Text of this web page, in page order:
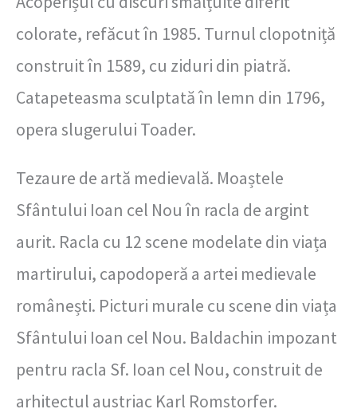
colorate, refăcut în 1985. Turnul clopotniță
construit în 1589, cu ziduri din piatră.
Catapeteasma sculptată în lemn din 1796,
opera slugerului Toader.
Tezaure de artă medievală. Moaștele
Sfântului Ioan cel Nou în racla de argint
aurit. Racla cu 12 scene modelate din viața
martirului, capodoperă a artei medievale
românești. Picturi murale cu scene din viața
Sfântului Ioan cel Nou. Baldachin impozant
pentru racla Sf. Ioan cel Nou, construit de
arhitectul austriac Karl Romstorfer.